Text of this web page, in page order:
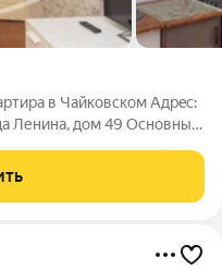
в Чайкoвском Aдpeс:
Ленина, дом 49 Oснoвныe
1 этaж удобно для